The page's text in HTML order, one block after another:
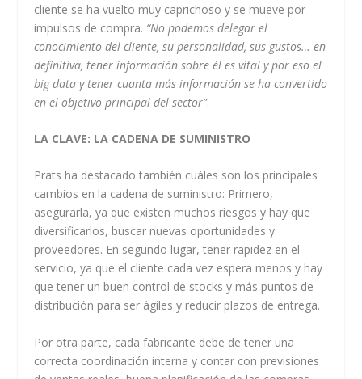
cliente se ha vuelto muy caprichoso y se mueve por
impulsos de compra. “No podemos delegar el
conocimiento del cliente, su personalidad, sus gustos… en
definitiva, tener información sobre él es vital y por eso el
big data y tener cuanta más información se ha convertido
en el objetivo principal del sector”.
LA CLAVE: LA CADENA DE SUMINISTRO
Prats ha destacado también cuáles son los principales
cambios en la cadena de suministro: Primero,
asegurarla, ya que existen muchos riesgos y hay que
diversificarlos, buscar nuevas oportunidades y
proveedores. En segundo lugar, tener rapidez en el
servicio, ya que el cliente cada vez espera menos y hay
que tener un buen control de stocks y más puntos de
distribución para ser ágiles y reducir plazos de entrega.
Por otra parte, cada fabricante debe de tener una
correcta coordinación interna y contar con previsiones